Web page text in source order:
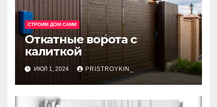
СТРОИМ ДОМ САМИ
Откатные ворота с
калиткой
ИЮЛ 1, 2024 PRISTROYKIN_